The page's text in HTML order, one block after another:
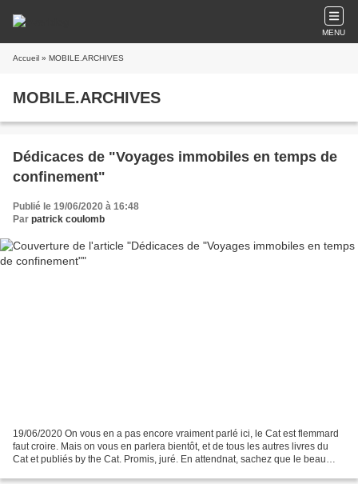
MENU
Accueil » MOBILE.ARCHIVES
MOBILE.ARCHIVES
Dédicaces de "Voyages immobiles en temps de
confinement"
Publié le 19/06/2020 à 16:48
Par patrick coulomb
19/06/2020 On vous en a pas encore vraiment parlé ici, le Cat est flemmard
faut croire. Mais on vous en parlera bientôt, et de tous les autres livres du
Cat et publiés by the Cat. Promis, juré. En attendnat, sachez que le beau